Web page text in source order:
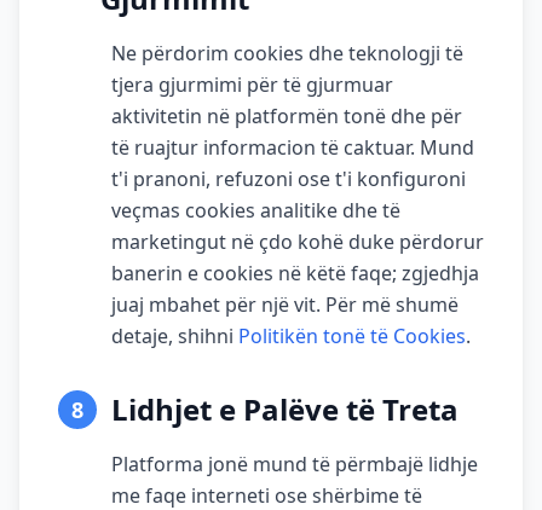
Ne përdorim cookies dhe teknologji të
tjera gjurmimi për të gjurmuar
aktivitetin në platformën tonë dhe për
të ruajtur informacion të caktuar. Mund
t'i pranoni, refuzoni ose t'i konfiguroni
veçmas cookies analitike dhe të
marketingut në çdo kohë duke përdorur
banerin e cookies në këtë faqe; zgjedhja
juaj mbahet për një vit. Për më shumë
detaje, shihni Politikën tonë të Cookies.
8 Lidhjet e Palëve të Treta
Platforma jonë mund të përmbajë lidhje
me faqe interneti ose shërbime të